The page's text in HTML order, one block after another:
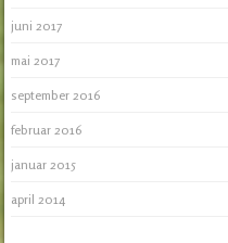
juni 2017
mai 2017
september 2016
februar 2016
januar 2015
april 2014